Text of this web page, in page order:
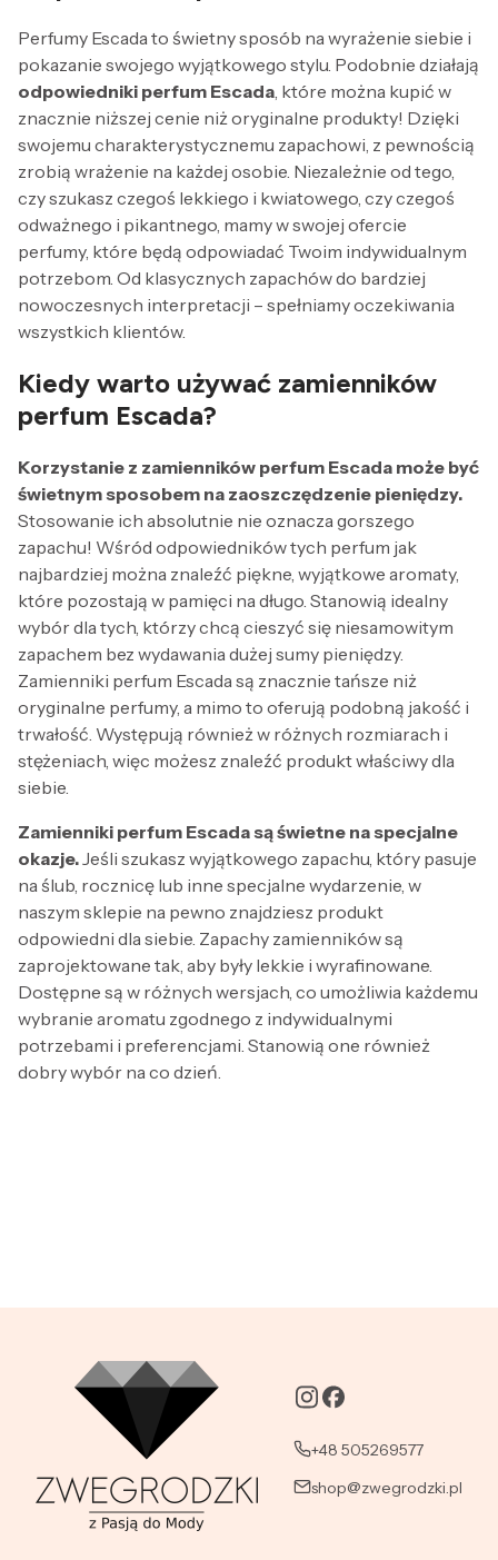
Perfumy Escada to świetny sposób na wyrażenie siebie i
pokazanie swojego wyjątkowego stylu. Podobnie działają
odpowiedniki perfum Escada , które można kupić w
znacznie niższej cenie niż oryginalne produkty! Dzięki
swojemu charakterystycznemu zapachowi, z pewnością
zrobią wrażenie na każdej osobie. Niezależnie od tego,
czy szukasz czegoś lekkiego i kwiatowego, czy czegoś
odważnego i pikantnego, mamy w swojej ofercie
perfumy, które będą odpowiadać Twoim indywidualnym
potrzebom. Od klasycznych zapachów do bardziej
nowoczesnych interpretacji – spełniamy oczekiwania
wszystkich klientów.
Kiedy warto używać zamienników
perfum Escada?
Korzystanie z zamienników perfum Escada może być
świetnym sposobem na zaoszczędzenie pieniędzy.
Stosowanie ich absolutnie nie oznacza gorszego
zapachu! Wśród odpowiedników tych perfum jak
najbardziej można znaleźć piękne, wyjątkowe aromaty,
które pozostają w pamięci na długo. Stanowią idealny
wybór dla tych, którzy chcą cieszyć się niesamowitym
zapachem bez wydawania dużej sumy pieniędzy.
Zamienniki perfum Escada są znacznie tańsze niż
oryginalne perfumy, a mimo to oferują podobną jakość i
trwałość. Występują również w różnych rozmiarach i
stężeniach, więc możesz znaleźć produkt właściwy dla
siebie.
Zamienniki perfum Escada są świetne na specjalne
okazje.Jeśli szukasz wyjątkowego zapachu, który pasuje
na ślub, rocznicę lub inne specjalne wydarzenie, w
naszym sklepie na pewno znajdziesz produkt
odpowiedni dla siebie. Zapachy zamienników są
zaprojektowane tak, aby były lekkie i wyrafinowane.
Dostępne są w różnych wersjach, co umożliwia każdemu
wybranie aromatu zgodnego z indywidualnymi
potrzebami i preferencjami. Stanowią one również
dobry wybór na co dzień.
+48 505269577
shop@zwegrodzki.pl